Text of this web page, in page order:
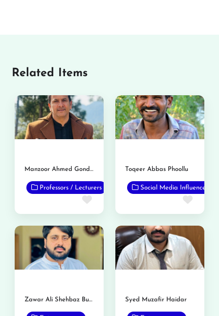
Related Items
Manzoor Ahmed Gondal
Professors / Lecturers
Favorite
Toqeer Abbas Phoollu
Social Media Influencer
Zawar Ali Shehbaz Busal Syed Muzafir Haidar